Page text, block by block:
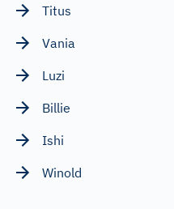
Titus
Vania
Luzi
Billie
Ishi
Winold